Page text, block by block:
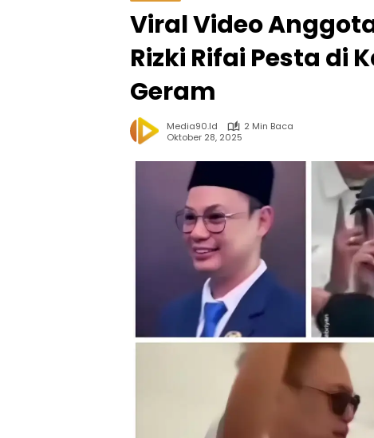
Viral Video
Rizki Rifai Pesta di
Geram
Media90.id
2 Min Baca
Oktober 28, 2025